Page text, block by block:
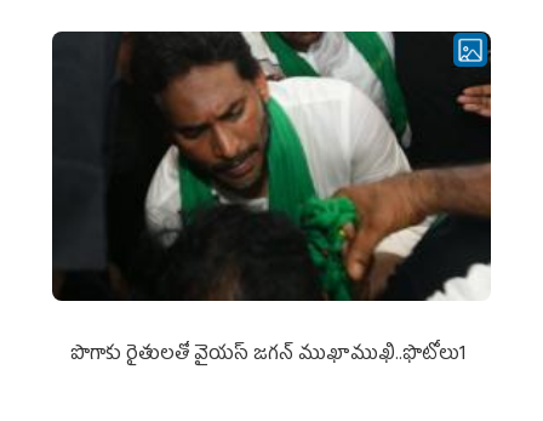
పొగాకు రైతుల‌తో వైయ‌స్ జ‌గ‌న్ ముఖాముఖి..ఫొటోలు1